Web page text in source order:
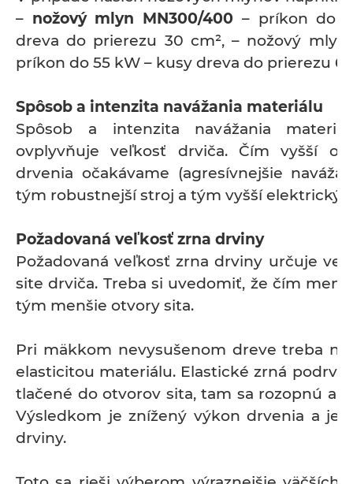
– nožový mlyn MN300/400 – príkon do
dreva do prierezu 30 cm², – nožový mlyn
príkon do 55 kW – kusy dreva do prierezu
Spôsob a intenzita navážania materiálu
Spôsob a intenzita navážania
ovplyvňuje veľkosť drviča. Čím vyšší
drvenia očakávame (agresívnejšie
tým robustnejší stroj a tým vyšší elektrický
Požadovaná veľkosť zrna drviny
Požadovaná veľkosť zrna drviny určuje
site drviča. Treba si uvedomiť, že čím
tým menšie otvory sita.
Pri mäkkom nevysušenom dreve treba
elasticitou materiálu. Elastické zrná
tlačené do otvorov sita, tam sa rozopnú a
Výsledkom je znížený výkon drvenia a
drviny.